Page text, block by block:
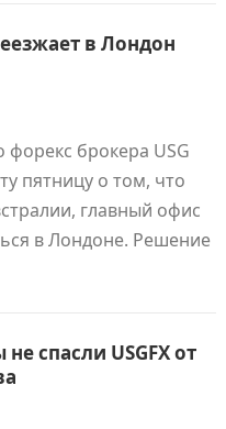
в Лондон
брокера USG
пятницу о том, что
главный офис
в Лондоне. Решение
спасли USGFX от